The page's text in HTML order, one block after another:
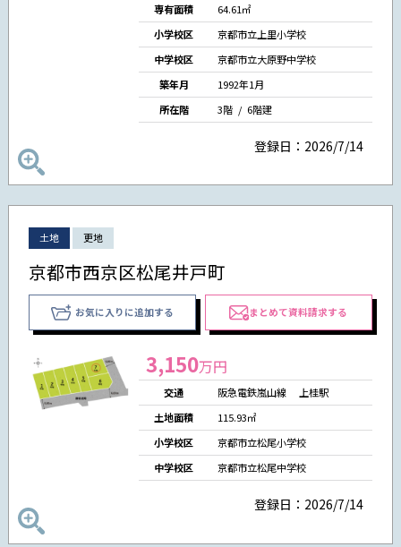
専有面積
64.61㎡
小学校区
京都市立上里小学校
中学校区
京都市立大原野中学校
築年月
1992年1月
所在階
3階 / 6階建
登録日：2026/7/14
土地 更地
京都市西京区松尾井戸町
お気に入りに追加する まとめて資料請求する
3,150万円
交通
阪急電鉄嵐山線 上桂駅
土地面積
115.93㎡
小学校区
京都市立松尾小学校
中学校区
京都市立松尾中学校
登録日：2026/7/14